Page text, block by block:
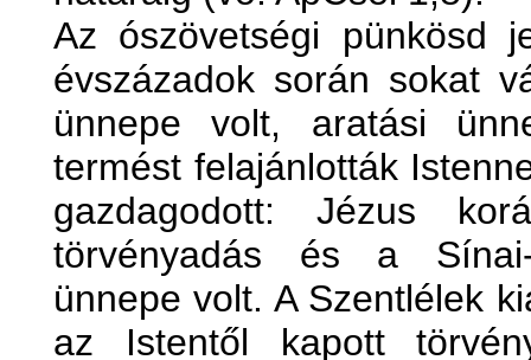
Az ószövetségi pünkösd
évszázadok során sokat
ünnepe volt, aratási
termést felajánlották
gazdagodott: Jézus
törvényadás és a
ünnepe volt. A Szentlélek
az Istentől kapott